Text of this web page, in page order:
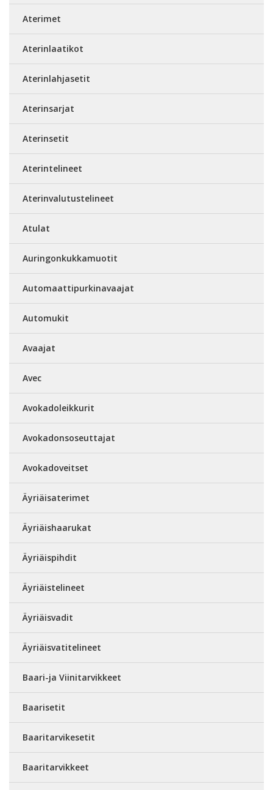
Aterimet
Aterinlaatikot
Aterinlahjasetit
Aterinsarjat
Aterinsetit
Aterintelineet
Aterinvalutustelineet
Atulat
Auringonkukkamuotit
Automaattipurkinavaajat
Automukit
Avaajat
Avec
Avokadoleikkurit
Avokadonsoseuttajat
Avokadoveitset
Äyriäisaterimet
Äyriäishaarukat
Äyriäispihdit
Äyriäistelineet
Äyriäisvadit
Äyriäisvatitelineet
Baari-ja Viinitarvikkeet
Baarisetit
Baaritarvikesetit
Baaritarvikkeet